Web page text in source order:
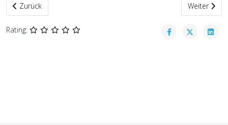
Vorheriger Beitrag: Trainingswochenende der Showtanzgruppe
Zurück Nächster
Weiter
Rating: